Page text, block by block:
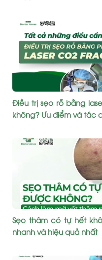
Điều trị sẹo rỗ bằng
không? Ưu điểm và tác
Sẹo thâm có tự hết
nhanh và hiệu quả nhất